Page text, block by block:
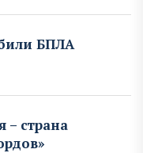
БПЛА
– страна